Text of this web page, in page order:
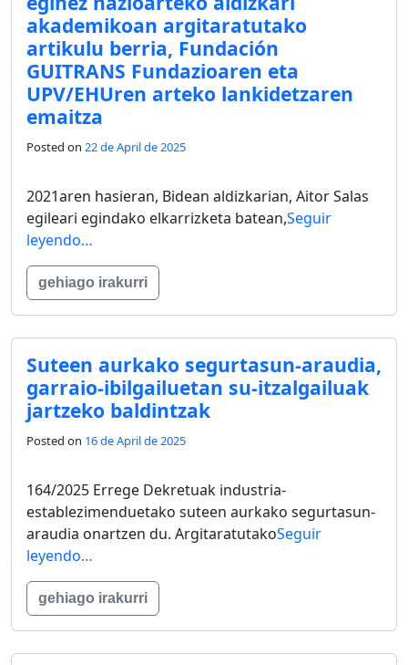
akademikoan argitaratutako
artikulu berria, Fundación
GUITRANS Fundazioaren eta
UPV/EHUren arteko lankidetzaren
emaitza
Posted on 22 de April de 2025
2021aren hasieran, Bidean aldizkarian, Aitor Salas
egileari egindako elkarrizketa batean,Seguir
leyendo…
gehiago irakurri
Suteen aurkako segurtasun-araudia,
garraio-ibilgailuetan su-itzalgailuak
jartzeko baldintzak
Posted on 16 de April de 2025
164/2025 Errege Dekretuak industria-
establezimenduetako suteen aurkako segurtasun-
araudia onartzen du. ArgitaratutakoSeguir
leyendo…
gehiago irakurri